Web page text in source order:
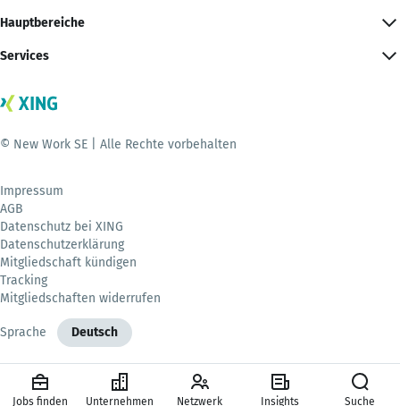
Hauptbereiche
Services
© New Work SE | Alle Rechte vorbehalten
Impressum
AGB
Datenschutz bei XING
Datenschutzerklärung
Mitgliedschaft kündigen
Tracking
Mitgliedschaften widerrufen
Sprache Deutsch
Jobs finden Unternehmen Netzwerk Insights Suche